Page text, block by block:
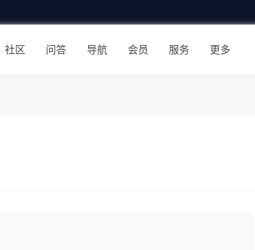
社区 问答 导航 会员 服务 更多